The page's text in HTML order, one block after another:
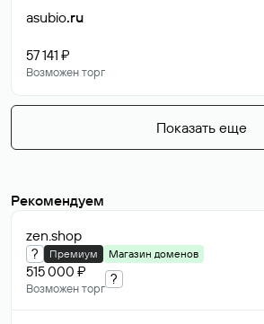
asubio.ru
57 141 ₽
Возможен торг
Показать еще
Рекомендуем
zen.shop
? Премиум Магазин доменов
515 000 ₽
Возможен торг
?